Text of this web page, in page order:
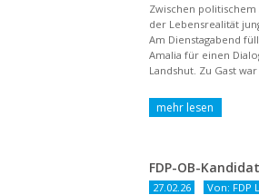
Zwischen politischem
der Lebensrealität
Am Dienstagabend
Amalia für einen
Landshut. Zu Gast war
27.02.26
Von: FDP